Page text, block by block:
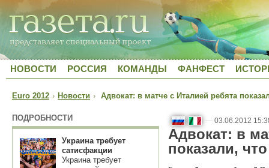
НОВОСТИ РОССИЯ КОМАНДЫ ФАНФЕСТ
Euro 2012 › Новости › Адвокат: в матче с Италией ребята
ПОДРОБНОСТИ
Украина требует
сатисфакции
Украина требует
— 03.06.2012
Адвокат: в
показали,